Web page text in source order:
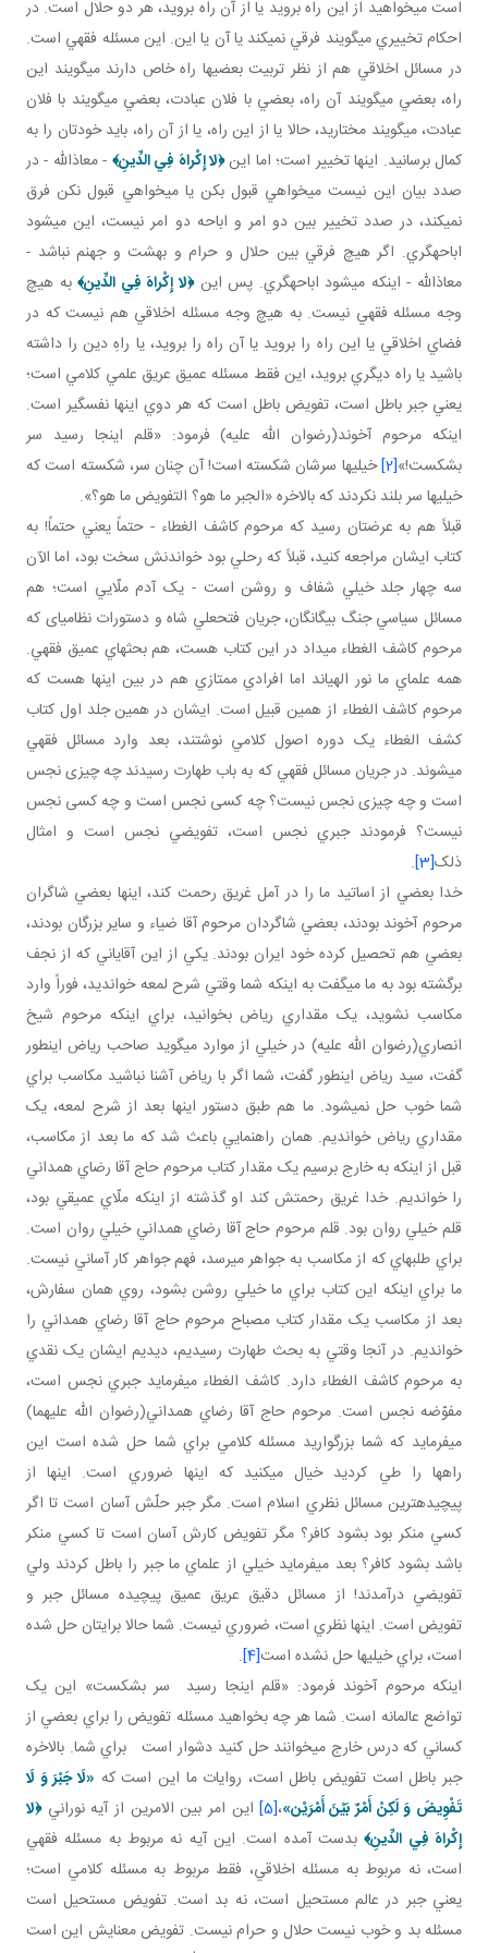
است مي خواهيد از اين راه برويد يا از آن راه برويد، هر دو حلال است. در
احکام تخييري مي گويند فرقي نمي کند يا آن يا اين. اين مسئله فقهي است.
در مسائل اخلاقي هم از نظر تربيت بعضي ها راه خاص دارند مي گويند اين
راه، بعضي مي گويند آن راه، بعضي با فلان عبادت، بعضي مي گويند با فلان
عبادت، مي گويند مختاريد، حالا يا از اين راه، يا از آن راه، بايد خودتان را به
کمال برسانيد. اينها تخيير است؛ اما اين﴿لا إِكْراهَ فِي الدِّينِ﴾ - معاذالله - در
صدد بيان اين نيست مي خواهي قبول بکن يا مي خواهي قبول نکن فرق
نمي کند، در صدد تخيير بين دو امر و اباحه دو امر نيست، اين مي شود
اباحه گري. اگر هيچ فرقي بين حلال و حرام و بهشت و جهنم نباشد -
معاذالله - اينکه مي شود اباحه گري. پس اين﴿لا إِكْراهَ فِي الدِّينِ﴾به هيچ
وجه مسئله فقهي نيست. به هيچ وجه مسئله اخلاقي هم نيست که در
فضاي اخلاقي يا اين راه را برويد يا آن راه را برويد، يا راهِ دين را داشته
باشيد يا راه ديگري برويد، اين فقط مسئله عميق عريق علمي کلامي است؛
يعني جبر باطل است، تفويض باطل است که هر دوي اينها نفسگير است.
اينکه مرحوم آخوند(رضوان الله عليه) فرمود: «قلم اينجا رسيد سر
بشکست!»[2] خيلي ها سرشان شکسته است! آن چنان سر، شکسته است که
خيلي ها سر بلند نکردند که بالاخره «الجبر ما هو؟ التفويض ما هو؟».
قبلاً هم به عرضتان رسيد که مرحوم کاشف الغطاء - حتماً يعني حتماً! به
کتاب ايشان مراجعه کنيد، قبلاً که رحلي بود خواندنش سخت بود، اما الآن
سه چهار جلد خيلي شفاف و روشن است - يک آدم ملّايي است؛ هم
مسائل سياسي جنگ بيگانگان، جريان فتحعلي شاه و دستورات نظامي­ای که
مرحوم کاشف الغطاء مي داد در اين کتاب هست، هم بحث هاي عميق فقهي.
همه علماي ما نور الهي اند اما افرادي ممتازي هم در بين اينها هست که
مرحوم کاشف الغطاء از همين قبيل است. ايشان در همين جلد اول کتاب
کشف الغطاء يک دوره اصول کلامي نوشتند، بعد وارد مسائل فقهي
مي شوند. در جريان مسائل فقهي که به باب طهارت رسيدند چه چيزی نجس
است و چه چيزی نجس نيست؟ چه کسی نجس است و چه کسی نجس
نيست؟ فرمودند جبري نجس است، تفويضي نجس است و امثال
ذلک[3]
.
خدا بعضي از اساتيد ما را در آمل غريق رحمت کند، اينها بعضي شاگران
مرحوم آخوند بودند، بعضي شاگردان مرحوم آقا ضياء و ساير بزرگان بودند،
بعضي هم تحصيل کرده خود ايران بودند. يکي از اين آقاياني که از نجف
برگشته بود به ما مي گفت به اينکه شما وقتي شرح لمعه خوانديد، فوراً وارد
مکاسب نشويد، يک مقداري رياض بخوانيد، براي اينکه مرحوم شيخ
انصاري(رضوان الله عليه) در خيلي از موارد مي گويد صاحب رياض اين طور
گفت، سيد رياض اين طور گفت، شما اگر با رياض آشنا نباشيد مکاسب براي
شما خوب حل نمي شود. ما هم طبق دستور اينها بعد از شرح لمعه، يک
مقداري رياض خوانديم. همان راهنمايي باعث شد که ما بعد از مکاسب،
قبل از اينکه به خارج برسيم يک مقدار کتاب مرحوم حاج آقا رضاي همداني
را خوانديم. خدا غريق رحمتش کند او گذشته از اينکه ملّاي عميقي بود،
قلم خيلي روان بود. قلم مرحوم حاج آقا رضاي همداني خيلي روان است.
براي طلبه اي که از مکاسب به جواهر مي رسد، فهم جواهر کار آساني نيست.
ما براي اينکه اين کتاب براي ما خيلي روشن بشود، روي همان سفارش،
بعد از مکاسب يک مقدار کتاب مصباح مرحوم حاج آقا رضاي همداني را
خوانديم. در آنجا وقتي به بحث طهارت رسيديم، ديديم ايشان يک نقدي
به مرحوم کاشف الغطاء دارد. کاشف الغطاء مي فرمايد جبري نجس است،
مفوّضه نجس است. مرحوم حاج آقا رضاي همداني(رضوان الله عليهما)
مي فرمايد که شما بزرگواريد مسئله کلامي براي شما حل شده است اين
راه ها را طي کرديد خيال مي کنيد که اينها ضروري است. اينها از
پيچيده ترين مسائل نظري اسلام است. مگر جبر حلّش آسان است تا اگر
کسي منکر بود بشود کافر؟ مگر تفويض کارش آسان است تا کسي منکر
باشد بشود کافر؟ بعد مي فرمايد خيلي از علماي ما جبر را باطل کردند ولي
تفويضي درآمدند! از مسائل دقيق عريق عميق پيچيده مسائل جبر و
تفويض است. اينها نظري است، ضروري نيست. شما حالا برايتان حل شده
است، براي خيلي ها حل نشده است[4]
.
اينکه مرحوم آخوند فرمود: «قلم اينجا رسيد سر بشکست» اين يک
تواضع عالمانه است. شما هر چه بخواهيد مسئله تفويض را براي بعضي از
کساني که درس خارج مي خوانند حل کنيد دشوار است براي شما. بالاخره
جبر باطل است تفويض باطل است، روايات ما اين است که «لَا جَبْرَ وَ لَا
تَفْوِيضَ وَ لَكِنْ أَمْرٌ بَيْنَ أَمْرَيْن‏»،[5] اين امر بين الامرين از آيه نوراني﴿لا
إِكْراهَ فِي الدِّينِ﴾بدست آمده است. اين آيه نه مربوط به مسئله فقهي
است، نه مربوط به مسئله اخلاقي، فقط مربوط به مسئله کلامي است؛
يعني جبر در عالم مستحيل است، نه بد است. تفويض مستحيل است
مسئله بد و خوب نيست حلال و حرام نيست. تفويض معنايش اين است